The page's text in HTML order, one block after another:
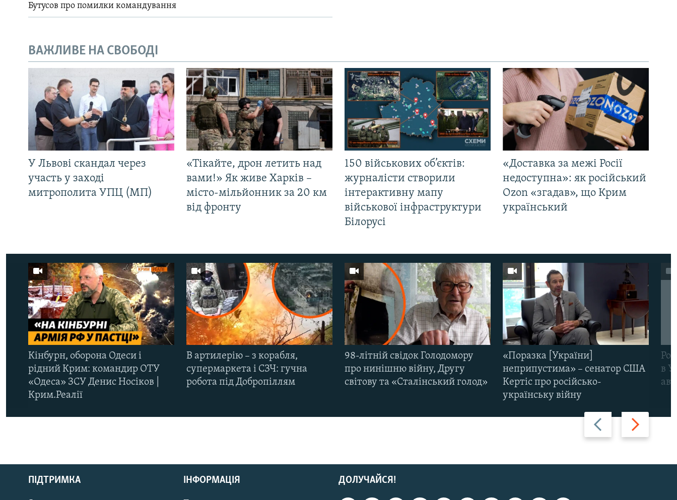
РУС
Бутусов про помилки командування
ВАЖЛИВЕ НА СВОБОДІ
У Львові скандал через
участь у заході
митрополита УПЦ (МП)
«Тікайте, дрон летить над
вами!» Як живе Харків –
місто-мільйонник за 20 км
від фронту
150 військових об’єктів:
журналісти створили
інтерактивну мапу
військової інфраструктури
Білорусі
«Доставка за межі Росії
недоступна»: як російський
Ozon «згадав», що Крим
український
Назад Вперед
Кінбурн, оборона Одеси і
рідний Крим: командир ОТУ
«Одеса» ЗСУ Денис Носіков |
Крим.Реалії
В артилерію – з корабля,
супермаркета і СЗЧ: гучна
робота під Добропіллям
98-літній свідок Голодомору
про нинішню війну, Другу
світову та «Сталінський голод»
«Поразка [України]
неприпустима» – сенатор США
Кертіс про російсько-
українську війну
в
ДОЛУЧАЙСЯ!
ПІДТРИМКА ІНФОРМАЦІЯ